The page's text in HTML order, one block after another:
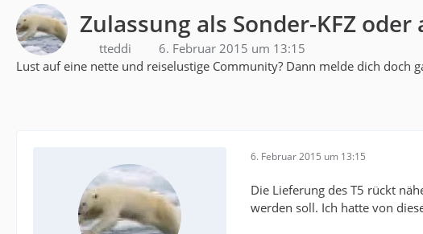
Zulassung als Sonder-KFZ oder
tteddi
6. Februar 2015 um 13:15
Lust auf eine nette und reiselustige Community? Dann melde dich
6. Februar 2015 um 13:15
Die Lieferung des T5 rückt
werden soll. Ich hatte von